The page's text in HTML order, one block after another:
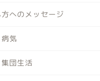
へのメッセージ
気
団生活